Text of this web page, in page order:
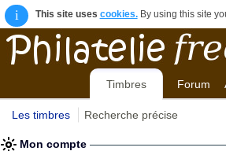
i This site uses cookies.By using this site
Timbres Forum
Les timbres Recherche précise
Mon compte